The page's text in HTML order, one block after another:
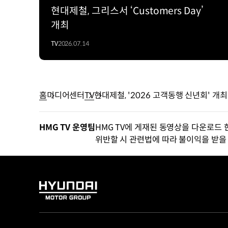
현대제철, 그리스서 ‘Customers Day’
개최
TV2026.07.14
홈미디어센터TV현대제철, '2026 고객동행 신년회' 개최
HMG TV 운영팀HMG TV에 게재된 동영상을 다운로드
위반할 시 관련법에 따라 불이익을 받
HYUNDAI
GROUP